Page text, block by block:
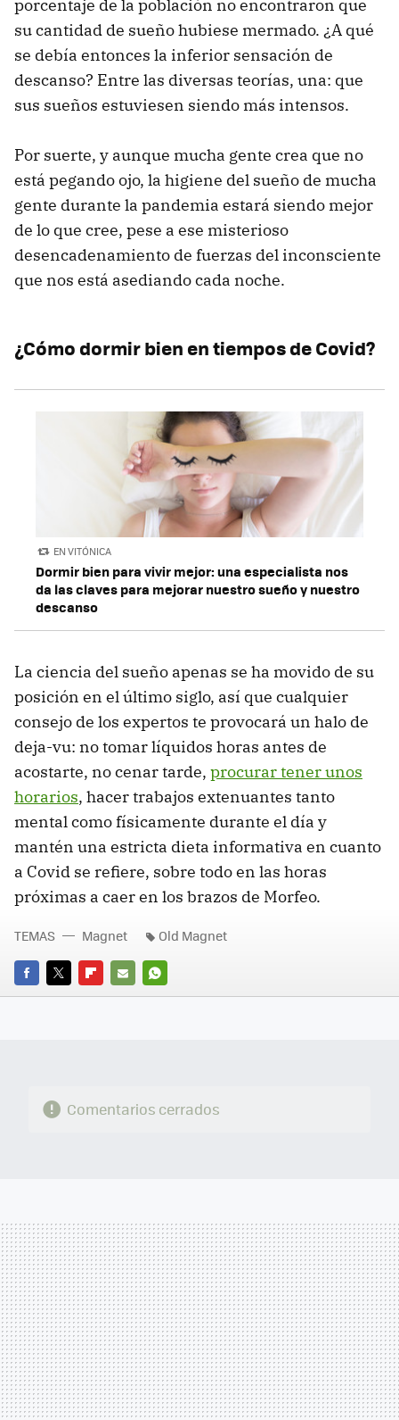
porcentaje de la población no encontraron que
su cantidad de sueño hubiese mermado. ¿A qué
se debía entonces la inferior sensación de
descanso? Entre las diversas teorías, una: que
sus sueños estuviesen siendo más intensos.
Por suerte, y aunque mucha gente crea que no
está pegando ojo, la higiene del sueño de mucha
gente durante la pandemia estará siendo mejor
de lo que cree, pese a ese misterioso
desencadenamiento de fuerzas del inconsciente
que nos está asediando cada noche.
¿Cómo dormir bien en tiempos de Covid?
EN VITÓNICA
Dormir bien para vivir mejor: una especialista nos
da las claves para mejorar nuestro sueño y nuestro
descanso
La ciencia del sueño apenas se ha movido de su
posición en el último siglo, así que cualquier
consejo de los expertos te provocará un halo de
deja-vu: no tomar líquidos horas antes de
acostarte, no cenar tarde, procurar tener unos
horarios, hacer trabajos extenuantes tanto
mental como físicamente durante el día y
mantén una estricta dieta informativa en cuanto
a Covid se refiere, sobre todo en las horas
próximas a caer en los brazos de Morfeo.
FACEBOOK
TWITTERFLIPBOARD
E-
WHATSAPP
TEMAS Magnet Old Magnet
Comentarios cerrados